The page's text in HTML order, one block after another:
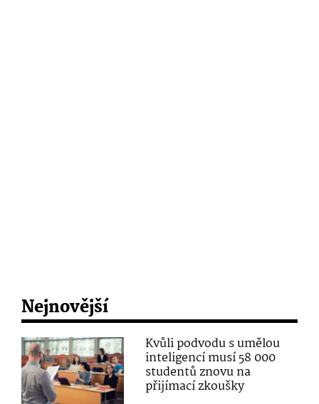
Nejnovější
Kvůli podvodu s umělou
inteligencí musí 58 000
studentů znovu na
přijímací zkoušky